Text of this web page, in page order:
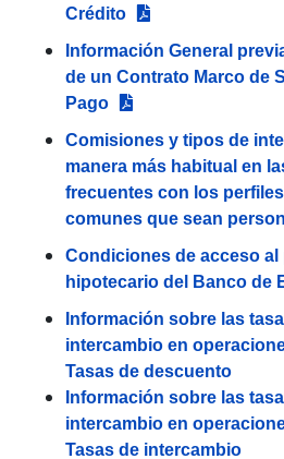
Crédito
Información General
de un Contrato Marco de
Pago
Comisiones y tipos de
manera más habitual en
frecuentes con los
comunes que sean
Condiciones de acceso al
hipotecario del Banco de
Información sobre las
intercambio en
Tasas de descuento
Información sobre las
intercambio en
Tasas de intercambio